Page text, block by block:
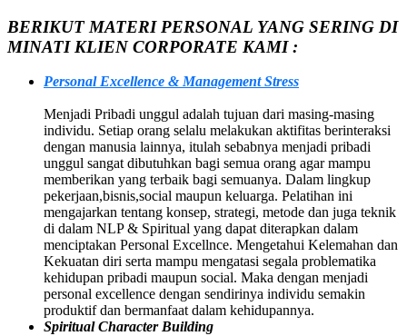
BERIKUT MATERI PERSONAL YANG SERING DI
MINATI KLIEN CORPORATE KAMI :
Personal Excellence & Management Stress
Menjadi Pribadi unggul adalah tujuan dari masing-masing
individu. Setiap orang selalu melakukan aktifitas berinteraksi
dengan manusia lainnya, itulah sebabnya menjadi pribadi
unggul sangat dibutuhkan bagi semua orang agar mampu
memberikan yang terbaik bagi semuanya. Dalam lingkup
pekerjaan,bisnis,social maupun keluarga. Pelatihan ini
mengajarkan tentang konsep, strategi, metode dan juga teknik
di dalam NLP & Spiritual yang dapat diterapkan dalam
menciptakan Personal Excellnce. Mengetahui Kelemahan dan
Kekuatan diri serta mampu mengatasi segala problematika
kehidupan pribadi maupun social. Maka dengan menjadi
personal excellence dengan sendirinya individu semakin
produktif dan bermanfaat dalam kehidupannya.
Spiritual Character Building